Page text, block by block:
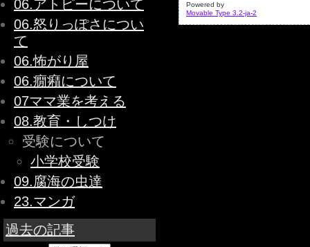
06.アトピーについて
06.怒りっぽさについ
て
06.怖がり屋
06.癇癪について
07ママ業を考える
08.教育・しつけ
受験について
小学校受験
09.腐海の虫達
23.マンガ
過去の記事
Powered by
Movable Type 3.2-ja-2